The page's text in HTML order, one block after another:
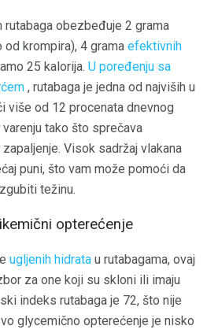
rutabaga obezbeđuje 2 grama
krompira), 4 grama efektivnih
25 kalorija. U poređenju sa
, rutabaga je jedna od najviših u
više od 12 procenata dnevnog
tako što sprečava
Visok sadržaj vlakana
puni, što vam može pomoći da
težinu.
opterećenje
ugljenih hidrata u rutabagama, ovaj
za one koji su skloni ili imaju
indeks rutabaga je 72, što nije
glycemično opterećenje je nisko